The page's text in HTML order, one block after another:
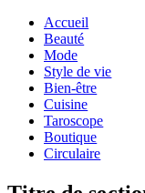
Accueil
Beauté
Mode
Style de vie
Bien-être
Cuisine
Taroscope
Boutique
Circulaire